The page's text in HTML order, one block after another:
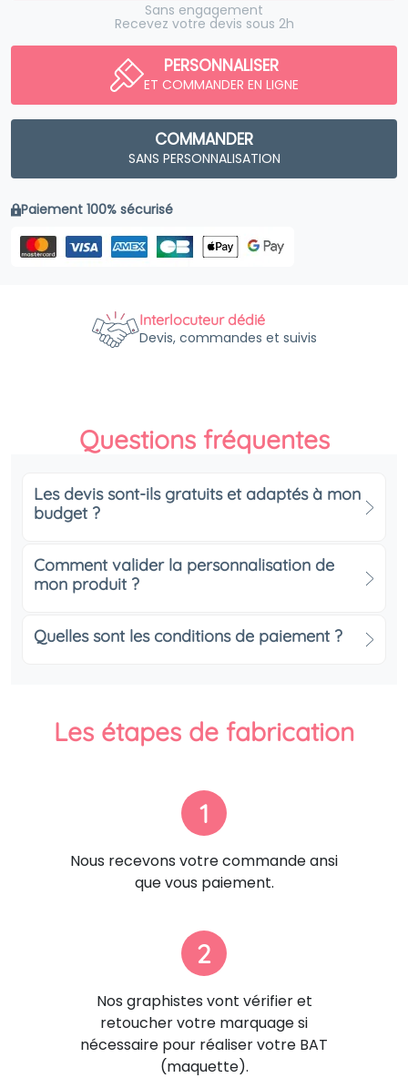
Sans engagement
Recevez votre devis sous 2h
PERSONNALISER
ET COMMANDER EN LIGNE
COMMANDER
SANS PERSONNALISATION
Paiement 100% sécurisé
Interlocuteur dédié
Devis, commandes et suivis
Questions fréquentes
Les devis sont-ils gratuits et adaptés à mon
budget ?
Comment valider la personnalisation de
mon produit ?
Quelles sont les conditions de paiement ?
Les étapes de fabrication
1
Nous recevons votre commande ansi
que vous paiement.
2
Nos graphistes vont vérifier et
retoucher votre marquage si
nécessaire pour réaliser votre BAT
(maquette).